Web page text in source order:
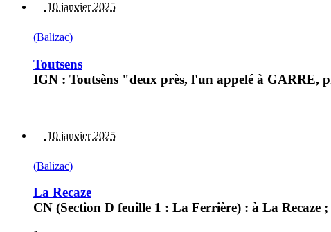
10 janvier 2025
(Balizac)
Toutsens
IGN : Toutsèns "deux près, l'un appelé à GARRE,
10 janvier 2025
(Balizac)
La Recaze
CN (Section D feuille 1 : La Ferrière) : à La Recaze